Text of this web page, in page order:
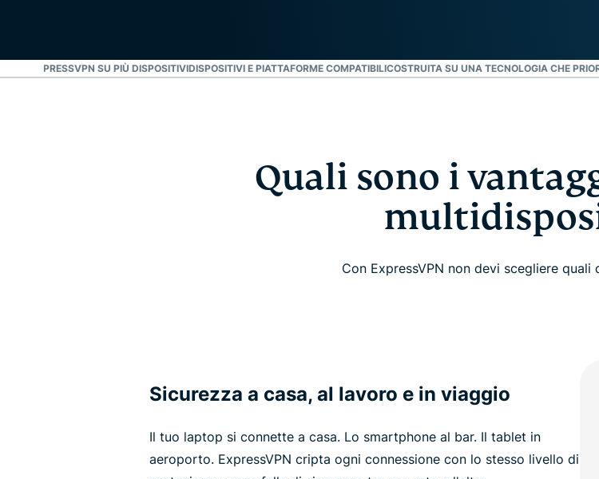
EXPRESSVPN SU PIÙ DISPOSITIVIDISPOSITIVI E PIATTAFORME COMPATIBILICOSTRUITA SU UNA TECNOLOGIA CHE
Quali sono i
Con ExpressVPN non devi scegliere
Sicurezza a casa, al lavoro e in viaggio
Il tuo laptop si connette a casa. Lo smartphone al bar. Il tablet in
aeroporto. ExpressVPN cripta ogni connessione con lo stesso livello di